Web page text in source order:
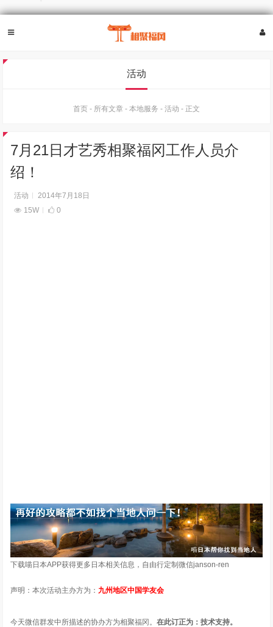
活动
首页 - 所有文章 - 本地服务 - 活动 - 正文
7月21日才艺秀相聚福冈工作人员介
绍！
活动
2014年7月18日
15W
0
下载喵日本APP获得更多日本相关信息，自由行定制微信janson-ren
声明：本次活动主办方为： 九州地区中国学友会
今天微信群发中所描述的协办方为相聚福冈。在此订正为：技术支持。